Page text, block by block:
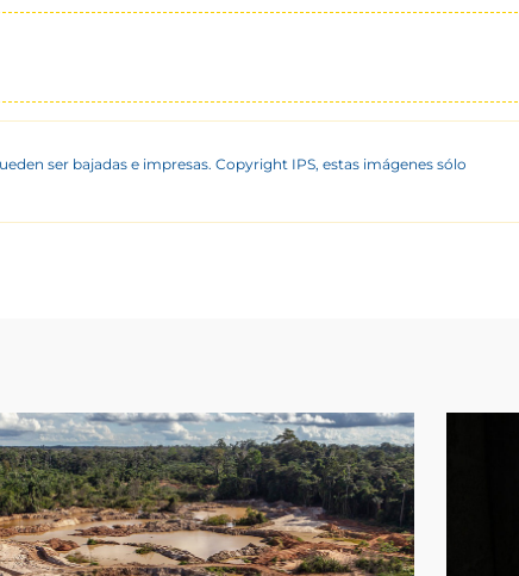
ser bajadas e impresas. Copyright IPS, estas imágenes sólo